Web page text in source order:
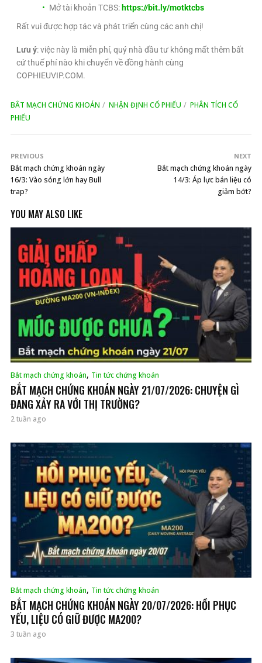
Mở tài khoản TCBS: https://bit.ly/motktcbs
Rất vui được hợp tác và phát triển cùng các anh chị!
Lưu ý: việc này là miễn phí, quý nhà đầu tư không mất thêm bất
cứ thuế phí nào khi chuyển về đồng hành cùng
COPHIEUVIP.COM.
BẮT MẠCH CHỨNG KHOÁN NHẬN ĐỊNH CỔ PHIẾU
PHÂN TÍCH CỔ
PHIẾU
PREVIOUS
Bắt mạch chứng khoán ngày
16/3: Vào sóng lớn hay Bull
trap?
NEXT
Bắt mạch chứng khoán ngày
14/3: Áp lực bán liệu có
giảm bớt?
YOU MAY ALSO LIKE
Bắt mạch chứng khoán, Tin tức chứng khoán
BẮT MẠCH CHỨNG KHOÁN NGÀY 21/07/2026: CHUYỆN GÌ
ĐANG XẢY RA VỚI THỊ TRƯỜNG?
2 tuần ago
Bắt mạch chứng khoán, Tin tức chứng khoán
BẮT MẠCH CHỨNG KHOÁN NGÀY 20/07/2026: HỒI PHỤC
YẾU, LIỆU CÓ GIỮ ĐƯỢC MA200?
3 tuần ago